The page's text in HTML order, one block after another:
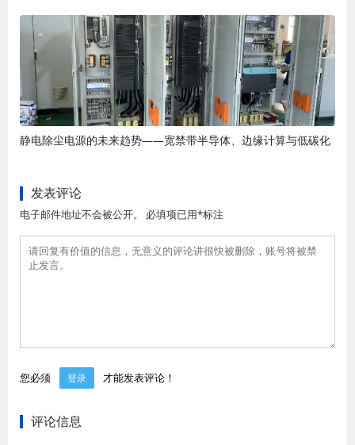
静电除尘电源的未来趋势——宽禁带半导体、边缘计算与低碳化
发表评论
电子邮件地址不会被公开。 必填项已用*标注
您必须 登录 才能发表评论！
评论信息